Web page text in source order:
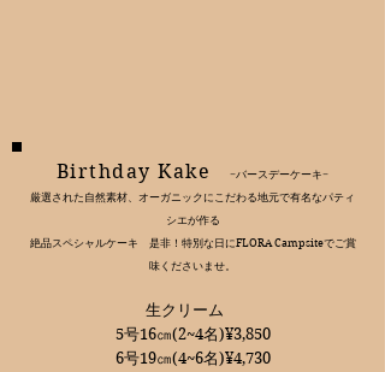
Birthday Kake
−バースデーケーキ−
厳選された自然素材、オーガニックにこだわる地元で有名なパティ
シエが作る
絶品スペシャルケーキ 是非！特別な日にFLORA Campsiteでご賞
味くださいませ。
生クリーム ​
5号16㎝(2~4名)¥3,850
6号19㎝(4~6名)¥4,730